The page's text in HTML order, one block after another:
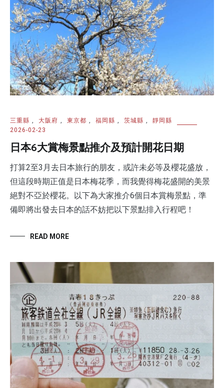
三重縣 , 大阪府 , 東京都 , 福岡縣 , 茨城縣 ,
靜岡縣
2026-02-23
日本6大賞梅景點推介及預計開花日期
打算2至3月去日本旅行的朋友，或許未必等及櫻花盛放，
但這段時期正值是日本梅花季，而我覺得梅花盛開的美景
絕對不亞於櫻花。以下為大家推介6個日本賞梅景點，準
備即將出發去日本的話不妨把以下景點排入行程吧！
READ MORE